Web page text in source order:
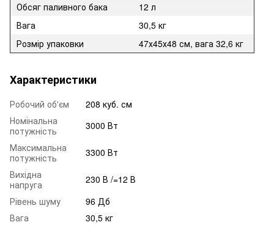
Обсяг паливного бака
12 л
Вага
30,5 кг
Розмір упаковки
47х45х48 см, вага 32,6 кг
Характеристики
Робочий об'єм
208 куб. см
Номінальна
потужність
3000 Вт
Максимальна
потужність
3300 Вт
Вихідна
напруга
230 В /=12 В
Рівень шуму
96 Дб
Вага
30,5 кг